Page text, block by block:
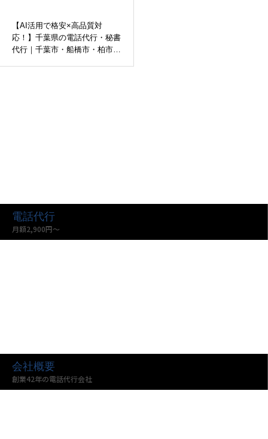
【AI活用で格安×高品質対
応！】千葉県の電話代行・秘書
代行｜千葉市・船橋市・柏市な
電話代行
月額2,900円〜
会社概要
創業42年の電話代行会社